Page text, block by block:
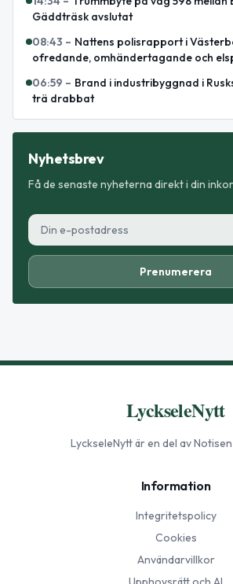
Gäddträsk avslutat
08:43 – Nattens polisrapport i
ofredande, omhändertagande och
06:59 – Brand i industribyggnad i
trä drabbat
Nyhetsbrev
Få de senaste nyheterna direkt i din
Prenumerera
LyckseleNytt
LyckseleNyttär en del av
Information
Integritetspolicy
Cookies
Användarvillkor